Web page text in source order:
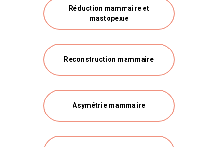
Réduction mammaire et
mastopexie
Reconstruction mammaire
Asymétrie mammaire